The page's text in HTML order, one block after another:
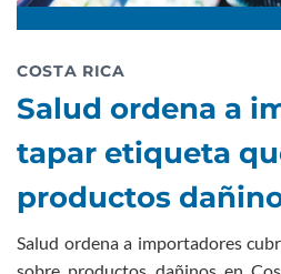
COSTA RICA
Salud ordena a
tapar etiqueta
productos
Salud ordena a importadores